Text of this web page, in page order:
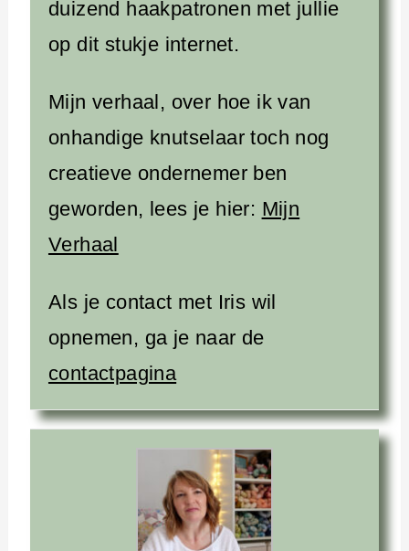
duizend haakpatronen met jullie
op dit stukje internet.
Mijn verhaal, over hoe ik van
onhandige knutselaar toch nog
creatieve ondernemer ben
geworden, lees je hier: Mijn
Verhaal
Als je contact met Iris wil
opnemen, ga je naar de
contactpagina